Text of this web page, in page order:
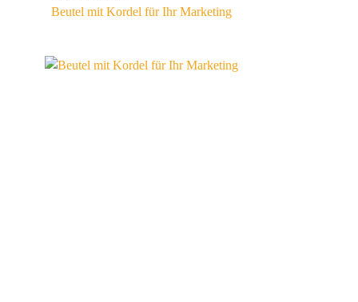
Beutel mit Kordel für Ihr Marketing